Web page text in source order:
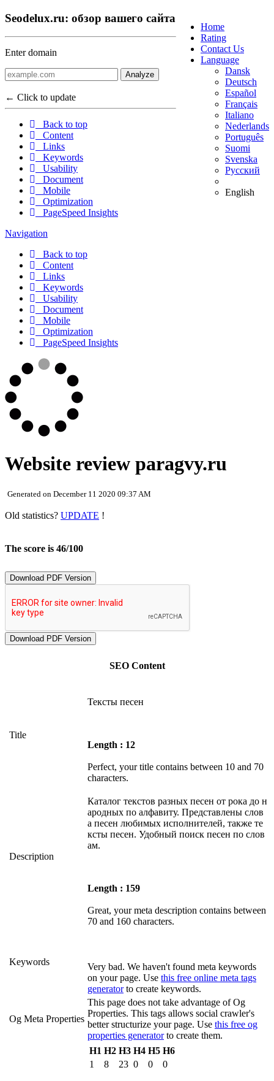
Home
Rating
Contact Us
Language
Dansk
Deutsch
Español
Français
Italiano
Nederlands
Português
Suomi
Svenska
Русский
English
Seodelux.ru: обзор вашего сайта
Enter domain
Analyze
← Click to update
Back to top
Content
Links
Keywords
Usability
Document
Mobile
Optimization
PageSpeed Insights
Navigation
Back to top
Content
Links
Keywords
Usability
Document
Mobile
Optimization
PageSpeed Insights
Website review paragvy.ru
Generated on December 11 2020 09:37 AM
Old statistics? UPDATE !
The score is 46/100
Download PDF Version
SEO Content
Title
Тексты песен
Length : 12
Perfect, your title contains between 10 and 70
characters.
Description
Каталог текстов разных песен от рока до н
ародных по алфавиту. Представлены слов
а песен любимых исполнителей, также те
ксты песен. Удобный поиск песен по слов
ам.
Length : 159
Great, your meta description contains between
70 and 160 characters.
Keywords
Very bad. We haven't found meta keywords
on your page. Use this free online meta tags
generatorto create keywords.
Og Meta Properties
This page does not take advantage of Og
Properties. This tags allows social crawler's
better structurize your page. Use this free og
properties generatorto create them.
H1 H2 H3 H4 H5 H6
1
8 23 0 0 0